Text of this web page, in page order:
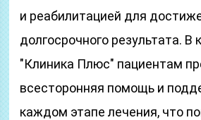
и реабилитацией для
долгосрочного результата. В
"Клиника Плюс" пациентам
всесторонняя помощь и
каждом этапе лечения, что